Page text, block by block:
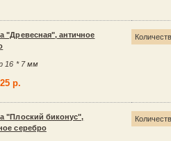
"Древесная", античное
16 * 7 мм
25 р.
"Плоский биконус",
серебро